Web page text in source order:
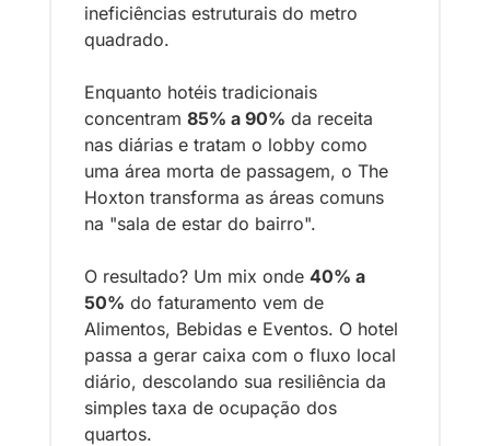
ineficiências estruturais do metro
quadrado.
Enquanto hotéis tradicionais
concentram 85% a 90% da receita
nas diárias e tratam o lobby como
uma área morta de passagem, o The
Hoxton transforma as áreas comuns
na "sala de estar do bairro".
O resultado? Um mix onde 40% a
50% do faturamento vem de
Alimentos, Bebidas e Eventos. O hotel
passa a gerar caixa com o fluxo local
diário, descolando sua resiliência da
simples taxa de ocupação dos
quartos.